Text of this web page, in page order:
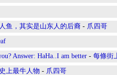
鱼，其实是山东人的后裔 - 爪四哥
Answer: HaHa..I am better - 每條街
上最牛人物 - 爪四哥